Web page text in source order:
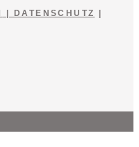
DATENSCHUTZ